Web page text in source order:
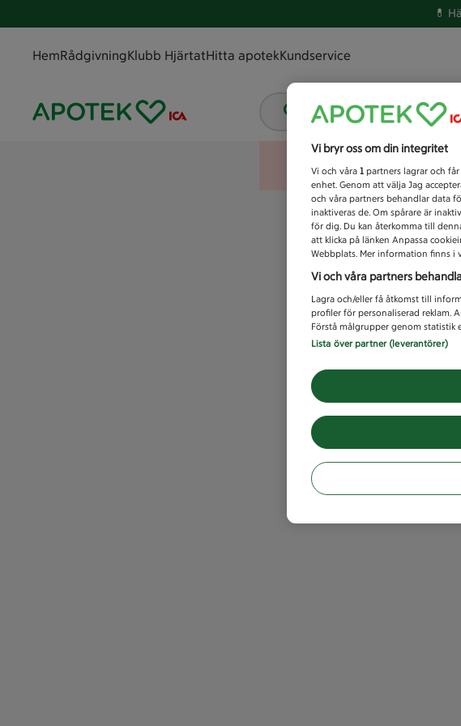
💊
HemRådgivningKlubb HjärtatHitta apotekKundservice
Vad letar du efter idag?
Vi bryr oss om din integritet
Vi och våra 1 partners lagrar och
enhet. Genom att välja Jag
och våra partners behandlar data
inaktiveras de. Om spårare är
för dig. Du kan återkomma till
att klicka på länken Anpassa
Webbplats. Mer information finns i
Vi och våra partners
Lagra och/eller få åtkomst till
profiler för personaliserad reklam.
Förstå målgrupper genom statistik
Lista över partner (leverantörer)